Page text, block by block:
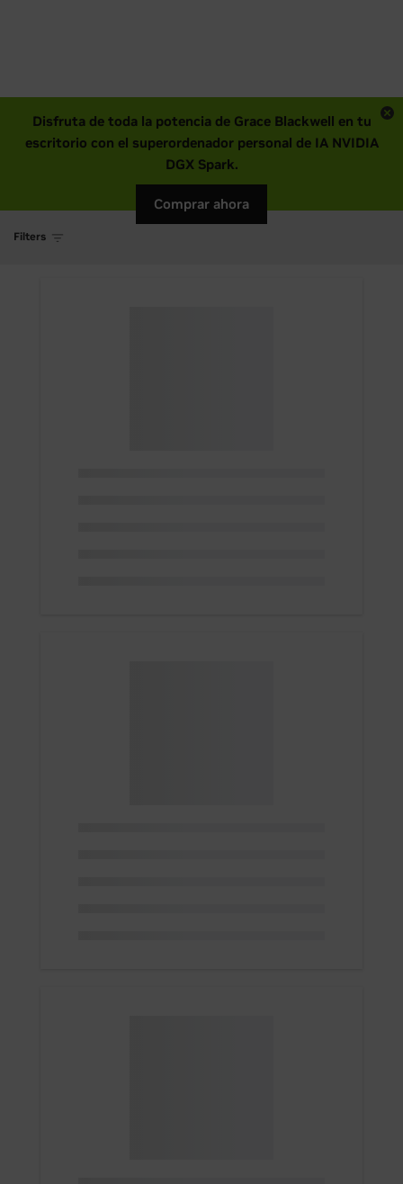
Disfruta de toda la potencia de Grace Blackwell en tu
escritorio con el superordenador personal de IA NVIDIA
DGX Spark.
Comprar ahora
Filters